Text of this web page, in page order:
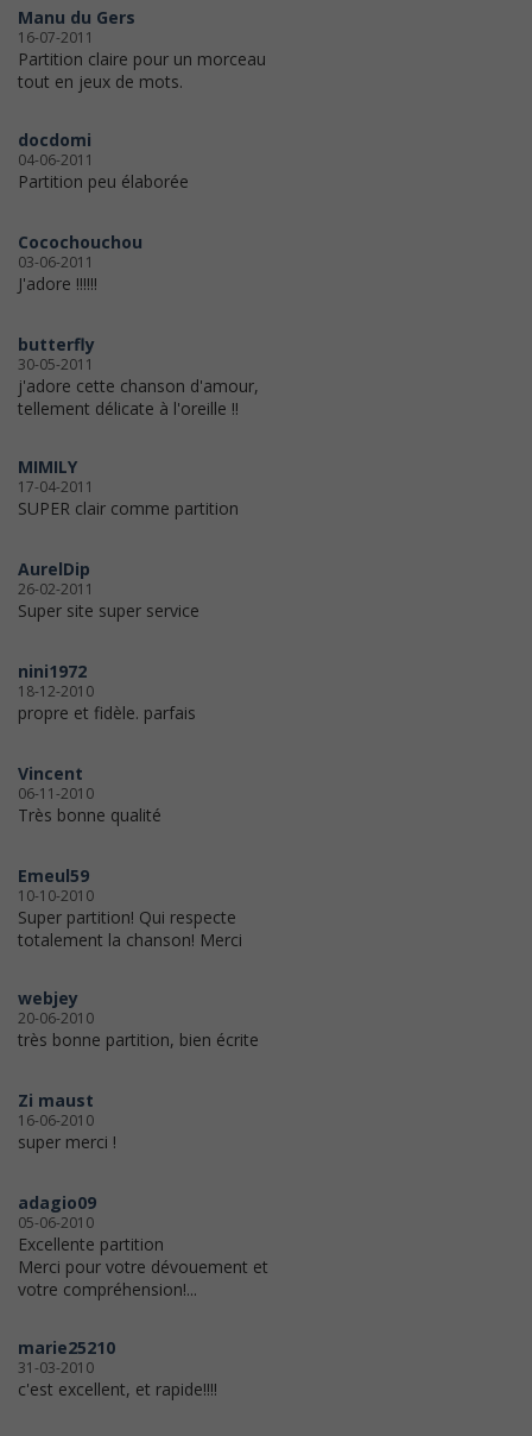
Manu du Gers
16-07-2011
Partition claire pour un morceau
tout en jeux de mots.
docdomi
04-06-2011
Partition peu élaborée
Cocochouchou
03-06-2011
J'adore !!!!!!
butterfly
30-05-2011
j'adore cette chanson d'amour,
tellement délicate à l'oreille !!
MIMILY
17-04-2011
SUPER clair comme partition
AurelDip
26-02-2011
Super site super service
nini1972
18-12-2010
propre et fidèle. parfais
Vincent
06-11-2010
Très bonne qualité
Emeul59
10-10-2010
Super partition! Qui respecte
totalement la chanson! Merci
webjey
20-06-2010
très bonne partition, bien écrite
Zi maust
16-06-2010
super merci !
adagio09
05-06-2010
Excellente partition
Merci pour votre dévouement et
votre compréhension!...
marie25210
31-03-2010
c'est excellent, et rapide!!!!